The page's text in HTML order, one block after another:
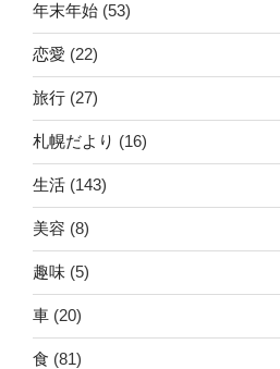
年末年始 (53)
恋愛 (22)
旅行 (27)
札幌だより (16)
生活 (143)
美容 (8)
趣味 (5)
車 (20)
食 (81)